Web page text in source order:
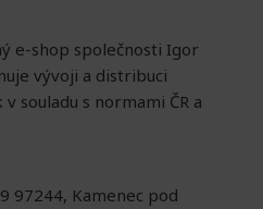
e-shop společnosti Igor
vývoji a distribuci
souladu s normami ČR a
97244, Kamenec pod